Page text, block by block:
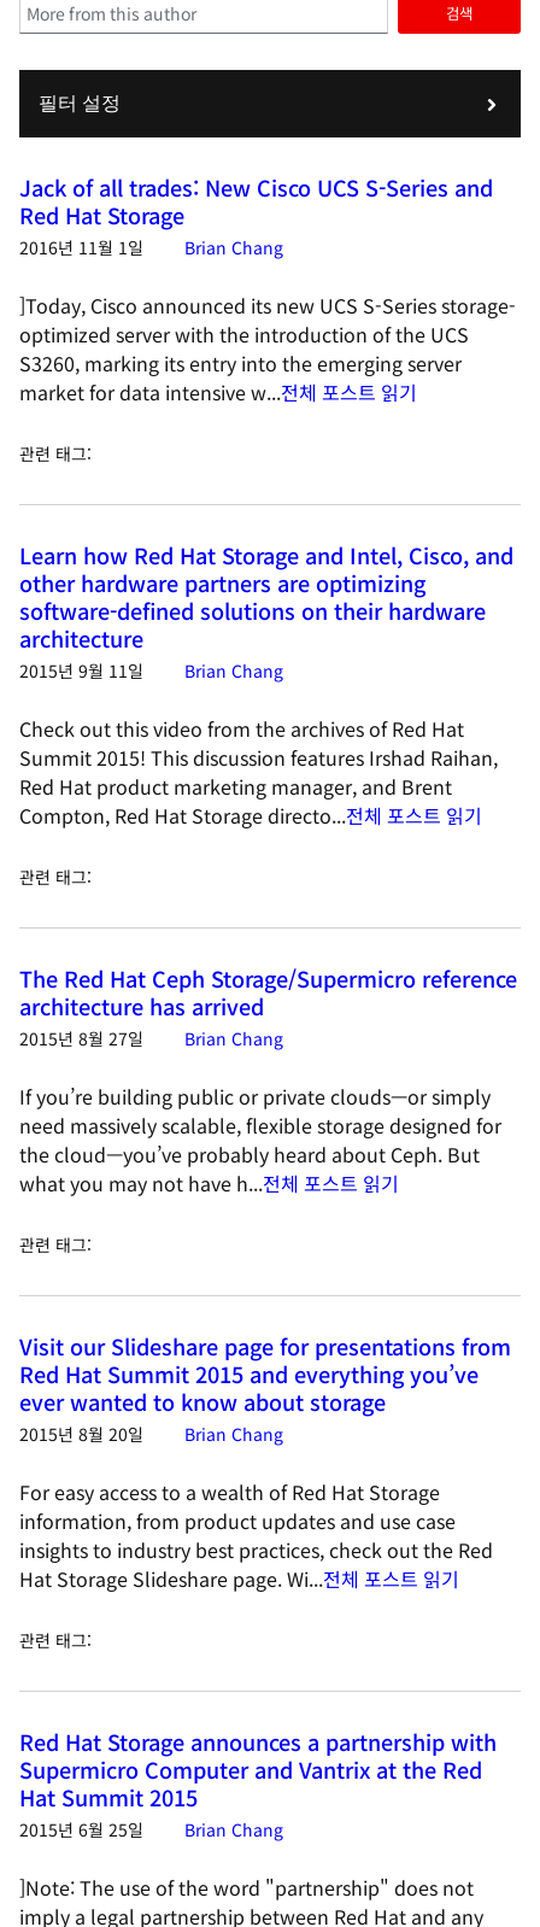
검색
필터 설정
Jack of all trades: New Cisco UCS S-Series and
Red Hat Storage
2016년 11월 1일 Brian Chang
]Today, Cisco announced its new UCS S-Series storage-
optimized server with the introduction of the UCS
S3260, marking its entry into the emerging server
market for data intensive w...전체 포스트 읽기
관련 태그:
Learn how Red Hat Storage and Intel, Cisco, and
other hardware partners are optimizing
software-defined solutions on their hardware
architecture
2015년 9월 11일 Brian Chang
Check out this video from the archives of Red Hat
Summit 2015! This discussion features Irshad Raihan,
Red Hat product marketing manager, and Brent
Compton, Red Hat Storage directo...전체 포스트 읽기
관련 태그:
The Red Hat Ceph Storage/Supermicro reference
architecture has arrived
2015년 8월 27일 Brian Chang
If you’re building public or private clouds—or simply
need massively scalable, flexible storage designed for
the cloud—you’ve probably heard about Ceph. But
what you may not have h...전체 포스트 읽기
관련 태그:
Visit our Slideshare page for presentations from
Red Hat Summit 2015 and everything you’ve
ever wanted to know about storage
2015년 8월 20일 Brian Chang
For easy access to a wealth of Red Hat Storage
information, from product updates and use case
insights to industry best practices, check out the Red
Hat Storage Slideshare page. Wi...전체 포스트 읽기
관련 태그:
Red Hat Storage announces a partnership with
Supermicro Computer and Vantrix at the Red
Hat Summit 2015
2015년 6월 25일 Brian Chang
]Note: The use of the word "partnership" does not
imply a legal partnership between Red Hat and any